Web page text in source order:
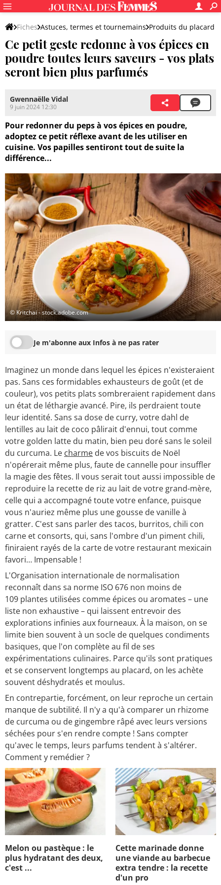
Fiches Astuces, termes et tournemains Produits du placard
Ce petit geste redonne à vos épices en
poudre toutes leurs saveurs - vos plats
seront bien plus parfumés
Gwennaëlle Vidal
9 juin 2024 12:30
Pour redonner du peps à vos épices en poudre,
adoptez ce petit réflexe avant de les utiliser en
cuisine. Vos papilles sentiront tout de suite la
différence...
© Kritchai - stock.adobe.com
Je m'abonne aux Infos à ne pas rater
Imaginez un monde dans lequel les épices n'existeraient
pas. Sans ces formidables exhausteurs de goût (et de
couleur), vos petits plats sombreraient rapidement dans
un état de léthargie avancé. Pire, ils perdraient toute
leur identité. Sans sa dose de curry, votre dahl de
lentilles au lait de coco pâlirait d'ennui, tout comme
votre golden latte du matin, bien peu doré sans le soleil
du curcuma. Le charme de vos biscuits de Noël
n'opérerait même plus, faute de cannelle pour insuffler
la magie des fêtes. Il vous serait tout aussi impossible de
reproduire la recette de riz au lait de votre grand-mère,
celle qui a accompagné toute votre enfance, puisque
vous n'auriez même plus une gousse de vanille à
gratter. C'est sans parler des tacos, burritos, chili con
carne et consorts, qui, sans l'ombre d'un piment chili,
finiraient rayés de la carte de votre restaurant mexicain
favori… Impensable !
L'Organisation internationale de normalisation
reconnaît dans sa norme ISO 676 non moins de
109 plantes utilisées comme épices ou aromates – une
liste non exhaustive – qui laissent entrevoir des
explorations infinies aux fourneaux. À la maison, on se
limite bien souvent à un socle de quelques condiments
basiques, que l'on complète au fil de ses
expérimentations culinaires. Parce qu'ils sont pratiques
et se conservent longtemps au placard, on les achète
souvent déshydratés et moulus.
En contrepartie, forcément, on leur reproche un certain
manque de subtilité. Il n'y a qu'à comparer un rhizome
de curcuma ou de gingembre râpé avec leurs versions
séchées pour s'en rendre compte ! Sans compter
qu'avec le temps, leurs parfums tendent à s'altérer.
Comment y remédier ?
Melon ou pastèque : le
plus hydratant des deux,
c'est ...
Cette marinade donne
une viande au barbecue
extra tendre : la recette
d'un pro